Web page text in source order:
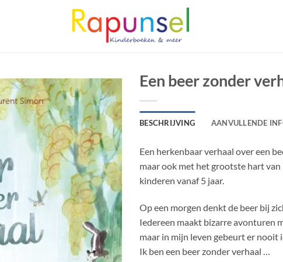
Een beer zonder
BESCHRIJVING AANVULLENDE
Een herkenbaar verhaal over een
maar ook met het grootste hart
kinderen vanaf 5 jaar.
Op een morgen denkt de beer bij
Iedereen maakt bizarre avonturen
maar in mijn leven gebeurt er nooit
Ik ben een beer zonder verhaal …